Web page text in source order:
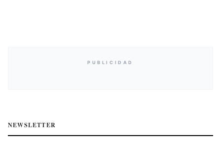
PUBLICIDAD
NEWSLETTER